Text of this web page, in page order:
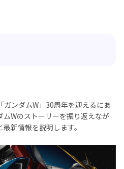
ネタ分析
Wを4Kで見えるツール-
ガンダムW」30周年を迎えるにあ
Wのストーリーを振り返えなが
新情報を説明します。